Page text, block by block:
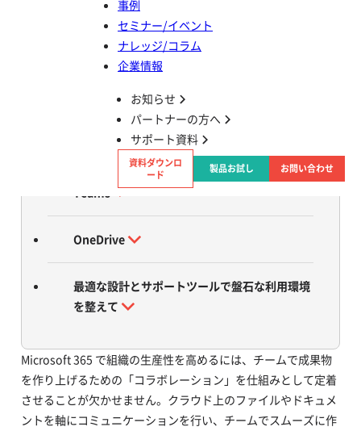
事例
セミナー/イベント
ナレッジ/コラム
企業情報
お知らせ
パートナーの方へ
サポート資料
資料ダウンロ
ード
製品お試し お問い合わせ
SharePoint・Teams・OneDriveの違い
現しよう
SharePoint
Teams
OneDrive
最適な設計とサポートツールで盤石な利用環境
を整えて
Microsoft 365 で組織の生産性を高めるには、チームで成果物
を作り上げるための「コラボレーション」を仕組みとして定着
させることが欠かせません。クラウド上のファイルやドキュメ
ントを軸にコミュニケーションを行い、チームでスムーズに作